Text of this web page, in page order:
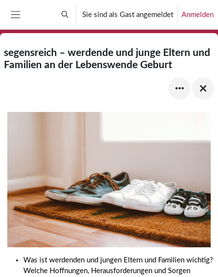
Website-Übersicht
Sucheingabe umschalten
Sie sind als Gast angemeldet Anmelden
segensreich – werdende und junge Eltern und
Familien an der Lebenswende Geburt
Was ist werdenden und jungen Eltern und Familien wichtig?
Welche Hoffnungen, Herausforderungen und Sorgen